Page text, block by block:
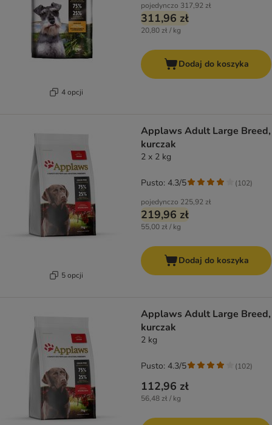
4 opcji
pojedynczo 317,92 zł
311,96 zł
20,80 zł / kg
Dodaj do koszyka
5 opcji
Applaws Adult Large Breed,
kurczak
2 x 2 kg
pojedynczo 225,92 zł
219,96 zł
55,00 zł / kg
Pusto: 4.3/5 (102)
Dodaj do koszyka
Applaws Adult Large Breed,
kurczak
2 kg
112,96 zł
56,48 zł / kg
Pusto: 4.3/5 (102)